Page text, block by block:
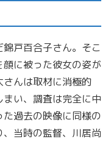
戸百合子さん。そこ
に被った彼女の姿が
んは取材に消極的
い、調査は完全に中
過去の映像に同様の
当時の監督、川居尚